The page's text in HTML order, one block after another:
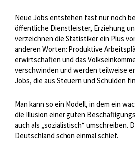
Neue Jobs entstehen fast nur noch
öffentliche Dienstleister, Erziehung
verzeichnen die Statistiker ein Plus
anderen Worten: Produktive
erwirtschaften und das
verschwinden und werden teilweise
Jobs, die aus Steuern und Schulden
Man kann so ein Modell, in dem ein
die Illusion einer guten
auch als „sozialistisch“ umschreiben.
Deutschland schon einmal schief.